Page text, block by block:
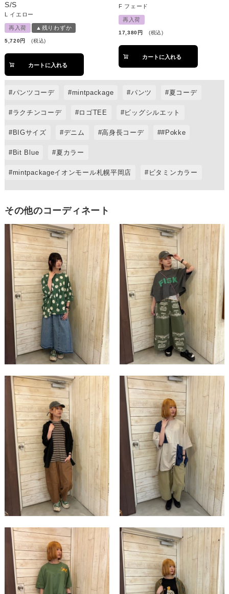
この条件で絞り込む
S/S
L イエロー
再入荷 ▲残りわずか
5,720 税込
カートに入れる
F フェード
再入荷
17,380 税込
カートに入れる
パンツコーデ mintpackage パンツ 夏コーデ
ラクチンコーデ ロゴTEE ビッグシルエット
BIGサイズ デニム 高身長コーデ #Pokke
Bit Blue 夏カラー
mintpackageイオンモール札幌平岡店 ビタミンカラー
その他のコーディネート